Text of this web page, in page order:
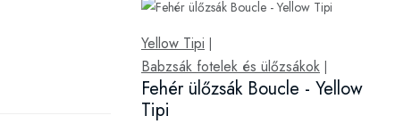
Yellow Tipi |
Babzsák fotelek és ülőzsákok |
Fehér ülőzsák Boucle - Yellow
Tipi